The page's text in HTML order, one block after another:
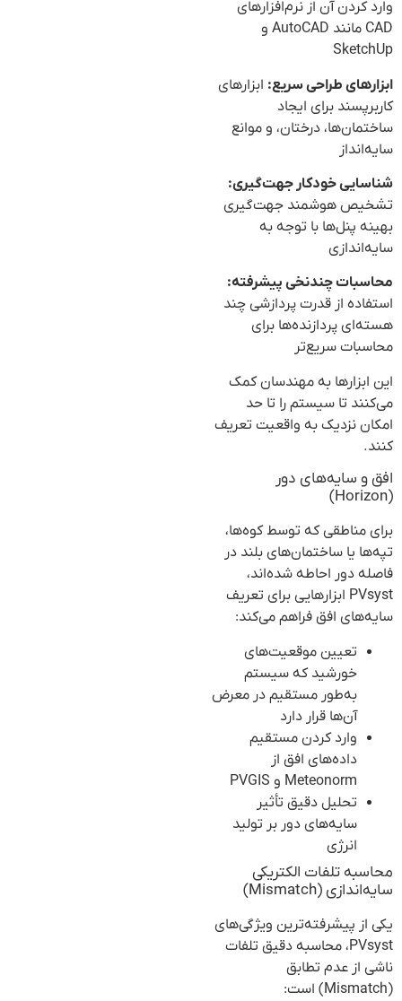
وارد کردن آن از نرم‌افزارهای
CAD مانند AutoCAD و
SketchUp
ابزارهای طراحی سریع: ابزارهای
کاربرپسند برای ایجاد
ساختمان‌ها، درختان، و موانع
سایه‌انداز
شناسایی خودکار جهت‌گیری:
تشخیص هوشمند جهت‌گیری
بهینه پنل‌ها با توجه به
سایه‌اندازی
محاسبات چندنخی پیشرفته:
استفاده از قدرت پردازشی چند
هسته‌ای پردازنده‌ها برای
محاسبات سریع‌تر
این ابزارها به مهندسان کمک
می‌کنند تا سیستم را تا حد
امکان نزدیک به واقعیت تعریف
کنند.
افق و سایه‌های دور
(Horizon)
برای مناطقی که توسط کوه‌ها،
تپه‌ها یا ساختمان‌های بلند در
فاصله دور احاطه شده‌اند،
PVsyst ابزارهایی برای تعریف
سایه‌های افق فراهم می‌کند:
تعیین موقعیت‌های
خورشید که سیستم
به‌طور مستقیم در معرض
آن‌ها قرار دارد
وارد کردن مستقیم
داده‌های افق از
Meteonorm و PVGIS
تحلیل دقیق تأثیر
سایه‌های دور بر تولید
انرژی
محاسبه تلفات الکتریکی
سایه‌اندازی (Mismatch)
یکی از پیشرفته‌ترین ویژگی‌های
PVsyst، محاسبه دقیق تلفات
ناشی از عدم تطابق
(Mismatch) است: